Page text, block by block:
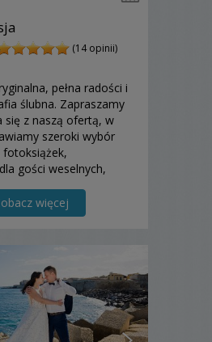
(14 opinii)
pełna radości i
ślubna. Zapraszamy
się z naszą ofertą, w
szeroki wybór
gości weselnych,
więcej